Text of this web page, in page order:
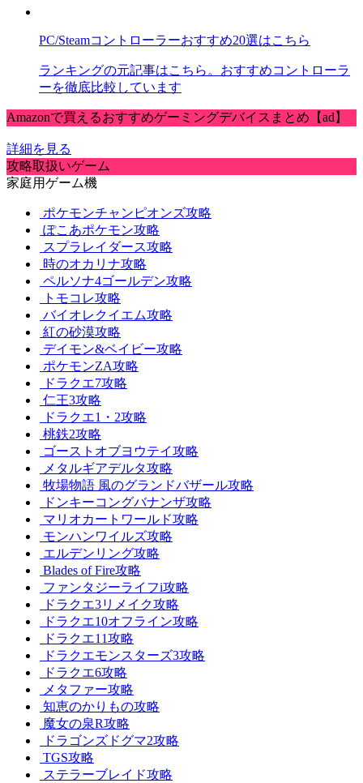
PC/Steamコントローラーおすすめ20選はこちら
ランキングの元記事はこちら。おすすめコントローラ
ーを徹底比較しています
Amazonで買えるおすすめゲーミングデバイスまとめ【ad】
詳細を見る
攻略取扱いゲーム
家庭用ゲーム機
ポケモンチャンピオンズ攻略
ぽこあポケモン攻略
スプラレイダース攻略
時のオカリナ攻略
ペルソナ4ゴールデン攻略
トモコレ攻略
バイオレクイエム攻略
紅の砂漠攻略
デイモン&ベイビー攻略
ポケモンZA攻略
ドラクエ7攻略
仁王3攻略
ドラクエ1・2攻略
桃鉄2攻略
ゴーストオブヨウテイ攻略
メタルギアデルタ攻略
牧場物語 風のグランドバザール攻略
ドンキーコングバナンザ攻略
マリオカートワールド攻略
モンハンワイルズ攻略
エルデンリング攻略
Blades of Fire攻略
ファンタジーライフi攻略
ドラクエ3リメイク攻略
ドラクエ10オフライン攻略
ドラクエ11攻略
ドラクエモンスターズ3攻略
ドラクエ6攻略
メタファー攻略
知恵のかりもの攻略
魔女の泉R攻略
ドラゴンズドグマ2攻略
TGS攻略
ステラーブレイド攻略